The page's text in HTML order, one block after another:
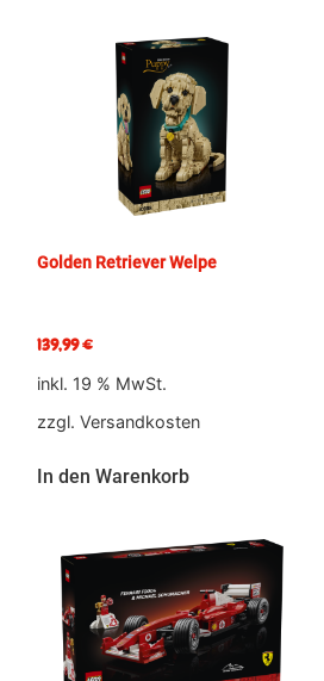
Golden Retriever Welpe
139,99€
inkl. 19 % MwSt.
zzgl. Versandkosten
In den Warenkorb